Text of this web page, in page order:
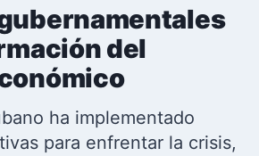
del
ha implementado
para enfrentar la crisis,